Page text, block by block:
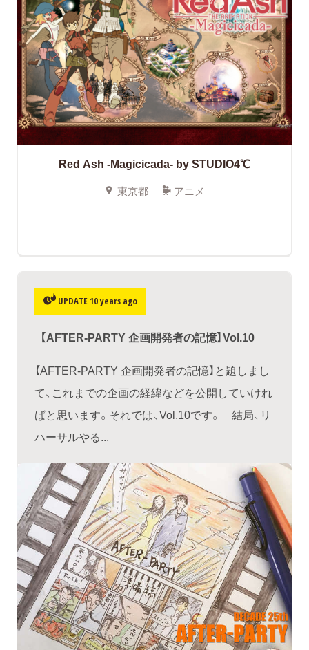
Red Ash -Magicicada- by STUDIO4℃
東京都 アニメ
UPDATE 10 years ago
【AFTER-PARTY 企画開発者の記憶】Vol.10
【AFTER-PARTY 企画開発者の記憶】と題しまし
て、これまでの企画の経緯などを公開していけれ
ばと思います。それでは、Vol.10です。 結局、リ
ハーサルやる...